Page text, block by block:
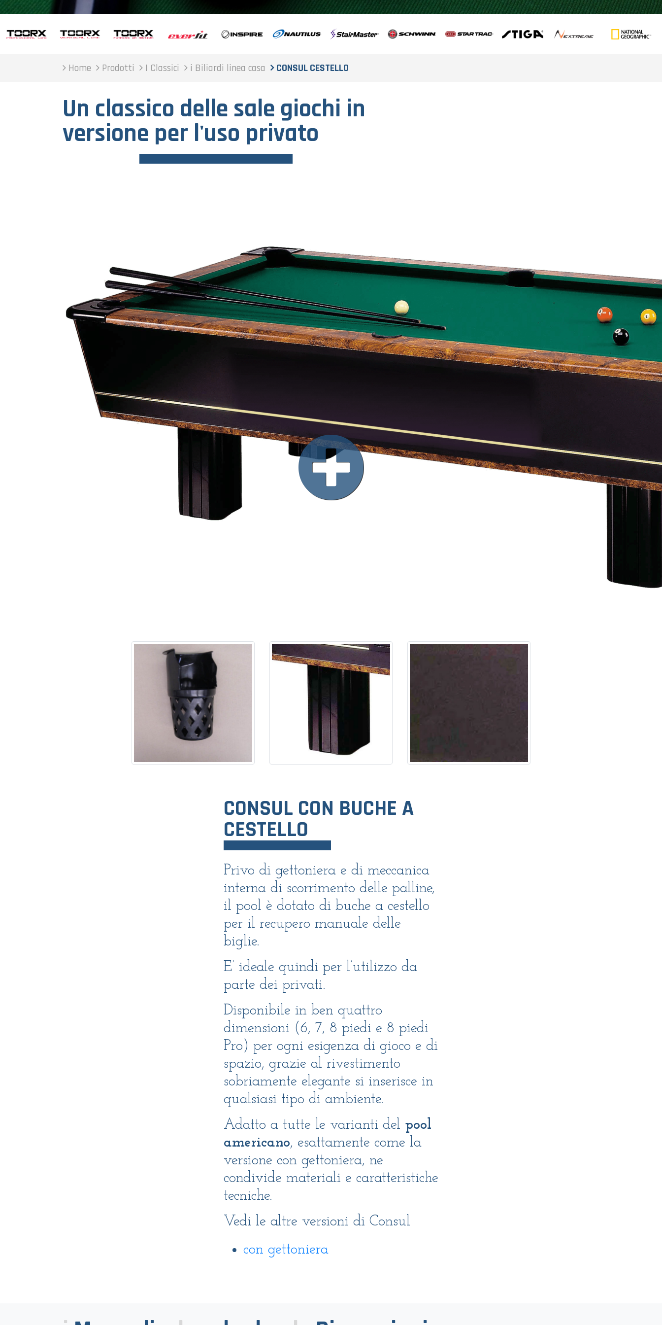
Home Prodotti I Classici i Biliardi linea casa CONSUL CESTELLO
Un classico delle sale giochi in
versione per l'uso privato
CONSUL CON BUCHE A
CESTELLO
Privo di gettoniera e di meccanica
interna di scorrimento delle palline,
il pool è dotato di buche a cestello
per il recupero manuale delle
biglie.
E’ ideale quindi per l’utilizzo da
parte dei privati.
Disponibile in ben quattro
dimensioni (6, 7, 8 piedi e 8 piedi
Pro) per ogni esigenza di gioco e di
spazio, grazie al rivestimento
sobriamente elegante si inserisce in
qualsiasi tipo di ambiente.
Adatto a tutte le varianti del pool
americano, esattamente come la
versione con gettoniera, ne
condivide materiali e caratteristiche
tecniche.
Vedi le altre versioni di Consul
con gettoniera